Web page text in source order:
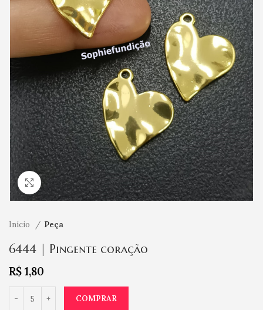
Clique para ampliar
Início Peça
6444 | Pingente coração
R$ 1,80
COMPRAR